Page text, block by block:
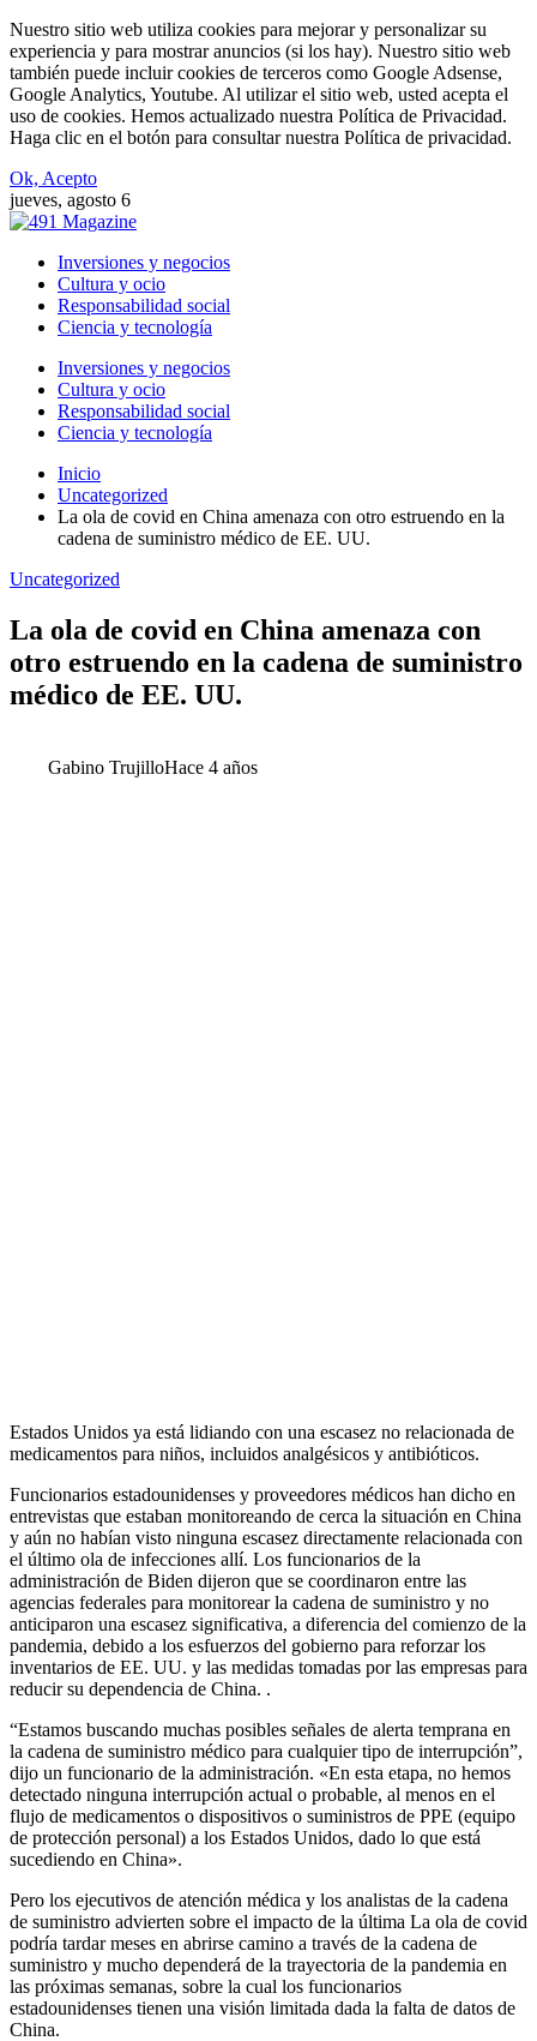
Nuestro sitio web utiliza cookies para mejorar y personalizar su
experiencia y para mostrar anuncios (si los hay). Nuestro sitio web
también puede incluir cookies de terceros como Google Adsense,
Google Analytics, Youtube. Al utilizar el sitio web, usted acepta el
uso de cookies. Hemos actualizado nuestra Política de Privacidad.
Haga clic en el botón para consultar nuestra Política de privacidad.
Ok, Acepto
jueves, agosto 6
Inversiones y negocios
Cultura y ocio
Responsabilidad social
Ciencia y tecnología
Inversiones y negocios
Cultura y ocio
Responsabilidad social
Ciencia y tecnología
Inicio
Uncategorized
La ola de covid en China amenaza con otro estruendo en la
cadena de suministro médico de EE. UU.
Uncategorized
La ola de covid en China amenaza con
otro estruendo en la cadena de suministro
médico de EE. UU.
Gabino TrujilloHace 4 años
Estados Unidos ya está lidiando con una escasez no relacionada de
medicamentos para niños, incluidos analgésicos y antibióticos.
Funcionarios estadounidenses y proveedores médicos han dicho en
entrevistas que estaban monitoreando de cerca la situación en China
y aún no habían visto ninguna escasez directamente relacionada con
el último ola de infecciones allí. Los funcionarios de la
administración de Biden dijeron que se coordinaron entre las
agencias federales para monitorear la cadena de suministro y no
anticiparon una escasez significativa, a diferencia del comienzo de la
pandemia, debido a los esfuerzos del gobierno para reforzar los
inventarios de EE. UU. y las medidas tomadas por las empresas para
reducir su dependencia de China. .
“Estamos buscando muchas posibles señales de alerta temprana en
la cadena de suministro médico para cualquier tipo de interrupción”,
dijo un funcionario de la administración. «En esta etapa, no hemos
detectado ninguna interrupción actual o probable, al menos en el
flujo de medicamentos o dispositivos o suministros de PPE (equipo
de protección personal) a los Estados Unidos, dado lo que está
sucediendo en China».
Pero los ejecutivos de atención médica y los analistas de la cadena
de suministro advierten sobre el impacto de la última La ola de covid
podría tardar meses en abrirse camino a través de la cadena de
suministro y mucho dependerá de la trayectoria de la pandemia en
las próximas semanas, sobre la cual los funcionarios
estadounidenses tienen una visión limitada dada la falta de datos de
China.